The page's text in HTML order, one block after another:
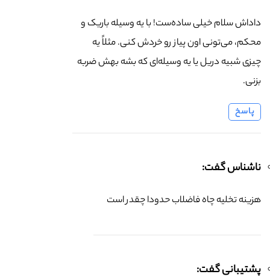
داداش سلام خیلی ساده‌ست! با یه وسیله باریک و
محکم، می‌تونی اون پیاز رو خردش کنی. مثلاً یه
چیزی شبیه دریل یا یه وسیله‌ای که بشه بهش ضربه
بزنی.
پاسخ
ناشناس گفت:
هزینه تخلیه چاه فاضلاب حدودا چقدر است
پشتیبانی گفت: